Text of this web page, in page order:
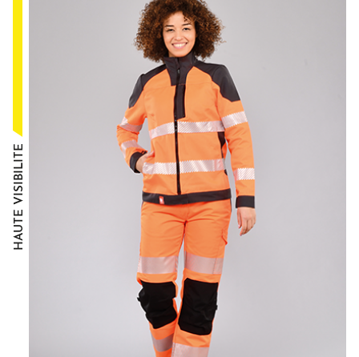
HAUTE VISIBILITÉ